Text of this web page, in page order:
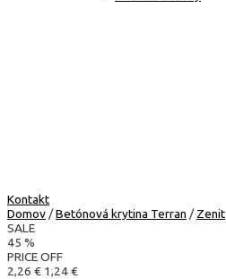
Kontakt
Domov /Betónová krytina Terran /Zenit
SALE
45 %
PRICE OFF
2,26 € 1,24 €